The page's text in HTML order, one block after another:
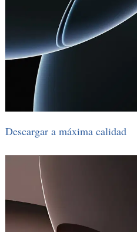
Descargar a máxima calidad